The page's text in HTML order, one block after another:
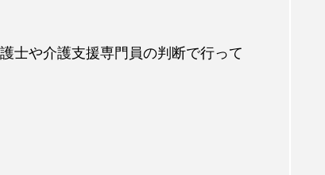
士や介護支援専門員の判断で行って